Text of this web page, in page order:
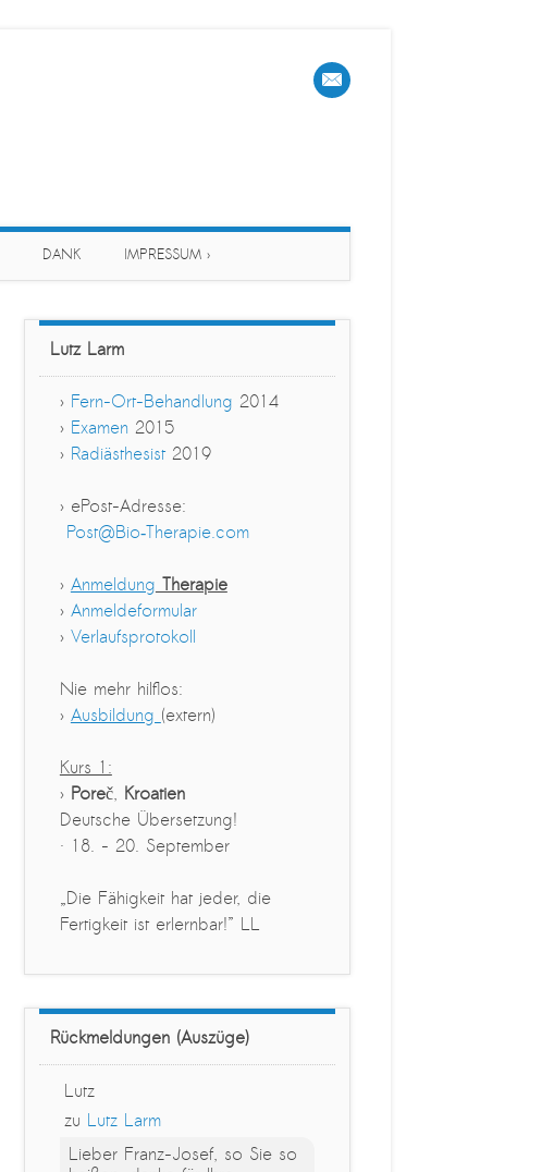
DANK IMPRESSUM ›
Lutz Larm
› Fern-Ort-Behandlung 2014
› Examen 2015
› Radiästhesist2019
› ePost-Adresse:
Post@Bio‑Therapie.com
› Anmeldung Therapie
› Anmeldeformular
› Verlaufsprotokoll
Nie mehr hilflos:
› Ausbildung (extern)
Kurs 1:
› Poreč, Kroatien
Deutsche Übersetzung!
· 18. - 20. September
„Die Fähigkeit hat jeder, die
Fertigkeit ist erlernbar!” LL
Rückmeldungen (Auszüge)
Lutz
zu Lutz Larm
Lieber Franz-Josef, so Sie so